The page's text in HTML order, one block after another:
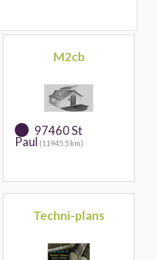
M2cb
97460 St
Paul (11945.5 km)
Techni-plans